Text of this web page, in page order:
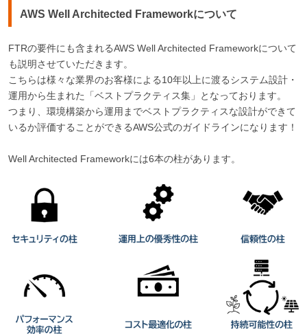
AWS Well Architected Frameworkについて
FTRの要件にも含まれるAWS Well Architected Frameworkについて
も説明させていただきます。
こちらは様々な業界のお客様による10年以上に渡るシステム設計・
運用から生まれた「ベストプラクティス集」となっております。
つまり、環境構築から運用までベストプラクティスな設計ができて
いるか評価することができるAWS公式のガイドラインになります！
Well Architected Frameworkには6本の柱があります。